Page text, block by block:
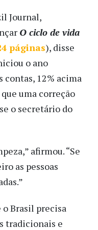
Journal,
O ciclo de vida
páginas), disse
o ano
contas, 12% acima
uma correção
o secretário do
afirmou. “Se
as pessoas
Brasil precisa
tradicionais e